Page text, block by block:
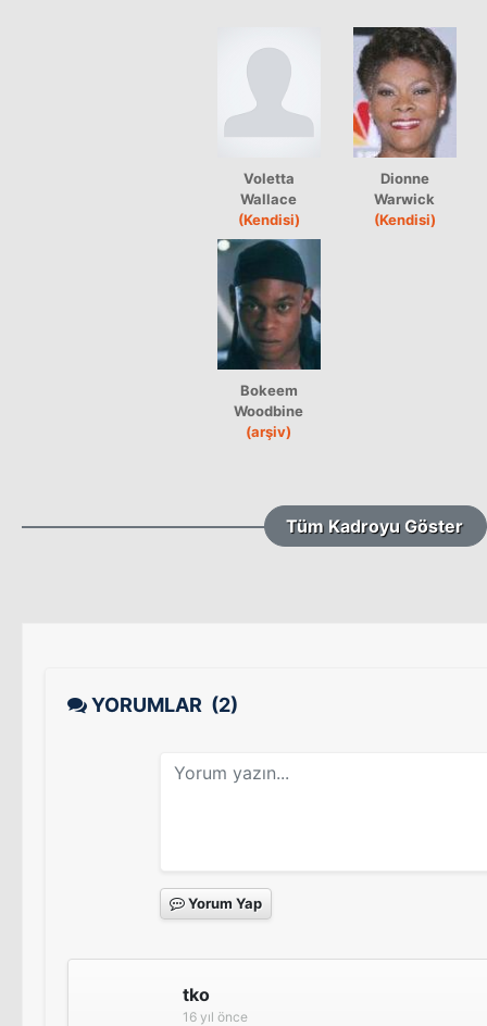
Voletta
Wallace
(Kendisi)
Dionne
Warwick
(Kendisi)
Bokeem
Woodbine
(arşiv)
Tüm Kadroyu Göster
YORUMLAR (2)
Yorum Yap
tko
16 yıl önce